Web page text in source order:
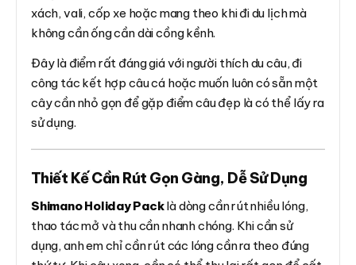
xách, vali, cốp xe hoặc mang theo khi đi du lịch mà
không cần ống cần dài cồng kềnh.
Đây là điểm rất đáng giá với người thích du câu, đi
công tác kết hợp câu cá hoặc muốn luôn có sẵn một
cây cần nhỏ gọn để gặp điểm câu đẹp là có thể lấy ra
sử dụng.
Thiết Kế Cần Rút Gọn Gàng, Dễ Sử Dụng
Shimano Holiday Packlà dòng cần rút nhiều lóng,
thao tác mở và thu cần nhanh chóng. Khi cần sử
dụng, anh em chỉ cần rút các lóng cần ra theo đúng